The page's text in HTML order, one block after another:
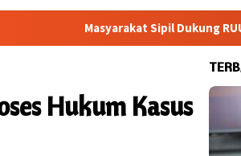
Masyarakat Sipil Dukung RUU HAM,
Hukum Kasus